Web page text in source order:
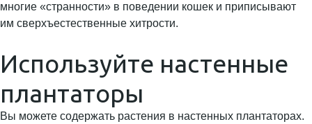
многие «странности» в поведении кошек и приписывают
им сверхъестественные хитрости.
Используйте настенные
плантаторы
Вы можете содержать растения в настенных плантаторах.